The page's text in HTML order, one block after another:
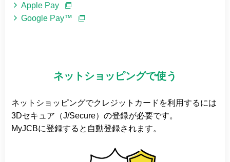
Apple Pay
Google Pay™
ネットショッピングで使う
ネットショッピングでクレジットカードを利用するには
3Dセキュア（J/Secure）の登録が必要です。
MyJCBに登録すると自動登録されます。